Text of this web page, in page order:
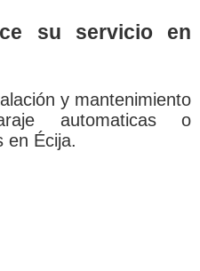
su servicio en
y mantenimiento
automaticas o
en Écija.